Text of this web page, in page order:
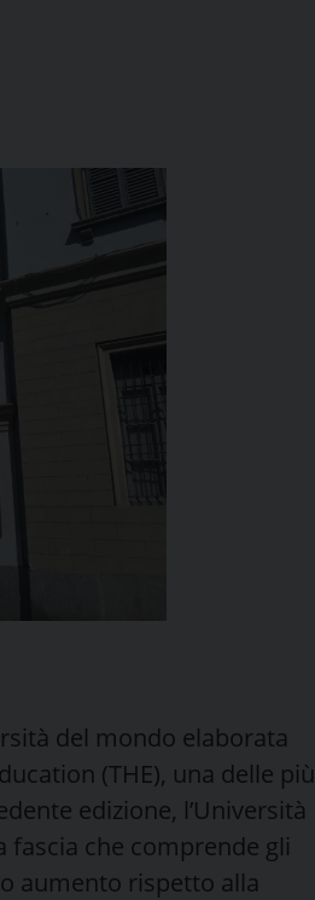
del mondo elaborata
(THE), una delle più
edizione, l’Università
che comprende gli
aumento rispetto alla